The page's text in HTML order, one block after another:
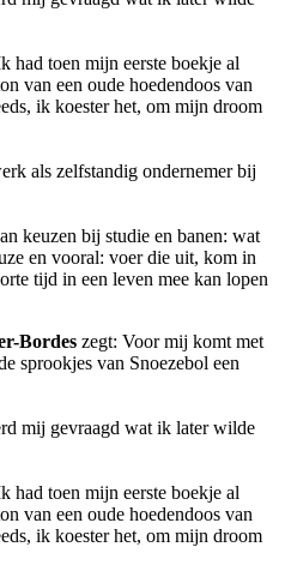
had toen mijn eerste boekje al
van een oude hoedendoos van
ik koester het, om mijn droom
als zelfstandig ondernemer bij
keuzen bij studie en banen: wat
en vooral: voer die uit, kom in
tijd in een leven mee kan lopen
Bordes zegt: Voor mij komt met
sprookjes van Snoezebol een
mij gevraagd wat ik later wilde
had toen mijn eerste boekje al
van een oude hoedendoos van
ik koester het, om mijn droom